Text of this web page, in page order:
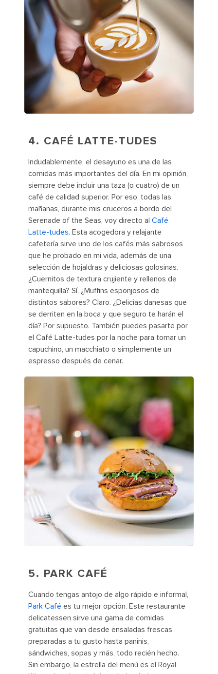
4. CAFÉ LATTE-TUDES
Indudablemente, el desayuno es una de las
comidas más importantes del día. En mi opinión,
siempre debe incluir una taza (o cuatro) de un
café de calidad superior. Por eso, todas las
mañanas, durante mis cruceros a bordo del
Serenade of the Seas, voy directo al Café
Latte-tudes. Esta acogedora y relajante
cafetería sirve uno de los cafés más sabrosos
que he probado en mi vida, además de una
selección de hojaldras y deliciosas golosinas.
¿Cuernitos de textura crujiente y rellenos de
mantequilla? Sí. ¿Muffins esponjosos de
distintos sabores? Claro. ¿Delicias danesas que
se derriten en la boca y que seguro te harán el
día? Por supuesto. También puedes pasarte por
el Café Latte-tudes por la noche para tomar un
capuchino, un macchiato o simplemente un
espresso después de cenar.
5. PARK CAFÉ
Cuando tengas antojo de algo rápido e informal,
Park Café es tu mejor opción. Este restaurante
delicatessen sirve una gama de comidas
gratuitas que van desde ensaladas frescas
preparadas a tu gusto hasta paninis,
sándwiches, sopas y más, todo recién hecho.
Sin embargo, la estrella del menú es el Royal